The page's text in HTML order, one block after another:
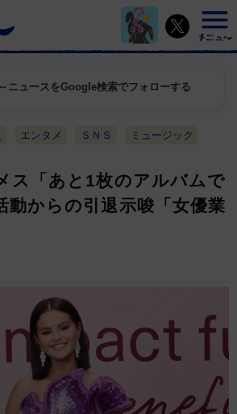
ニュースをGoogle検索でフォローする
エンタメ ＳＮＳ ミュージック
ス「あと1枚のアルバムで
動からの引退示唆「女優業